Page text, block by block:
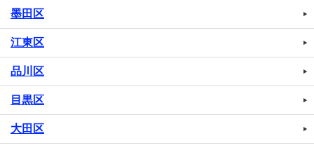
墨田区
江東区
品川区
目黒区
大田区